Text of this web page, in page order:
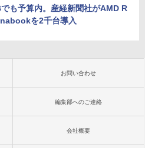
も予算内。産経新聞社がAMD R
を2千台導入
お問い合わせ
編集部へのご連絡
会社概要